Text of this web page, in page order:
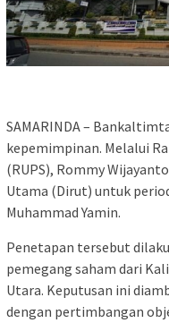
SAMARINDA –
kepemimpinan. Melalui
(RUPS), Rommy
Utama (Dirut) untuk
Muhammad Yamin.
Penetapan tersebut
pemegang saham dari
Utara. Keputusan ini
dengan pertimbangan